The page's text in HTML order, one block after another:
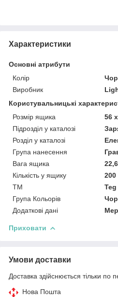
Характеристики
Основні атрибути
Колір
Виробник
Користувальницькі
Розмір ящика
56
Підрозділ у каталозі
Розділ у каталозі
Група нанесення
Вага ящика
Кількість у ящику
ТМ
Teg
Група Кольорів
Додаткові дані
Приховати
Умови доставки
Доставка здійснюється тільки по
Нова Пошта